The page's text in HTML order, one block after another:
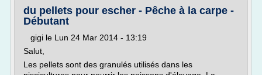
du pellets pour escher - Pêche à la carpe -
Débutant
gigi le Lun 24 Mar 2014 - 13:19
Salut,
Les pellets sont des granulés utilisés dans les